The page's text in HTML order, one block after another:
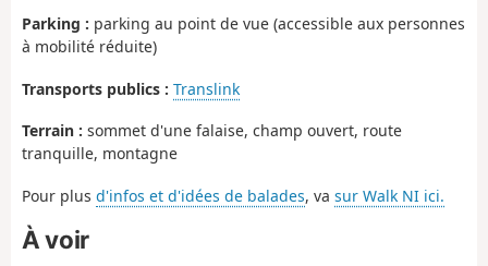
Parking : parking au point de vue (accessible aux personnes
à mobilité réduite)
Transports publics : Translink
Terrain : sommet d'une falaise, champ ouvert, route
tranquille, montagne
Pour plus d'infos et d'idées de balades, va sur Walk NI ici.
À voir